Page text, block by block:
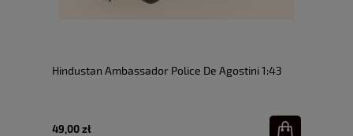
Hindustan Ambassador Police De Agostini 1:43
49,00 zł